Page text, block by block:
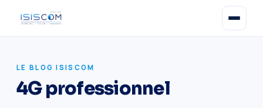
LE BLOG ISISCOM
4G professionnel